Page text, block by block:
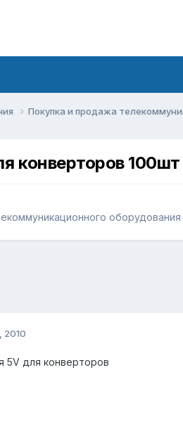
Покупка и продажа
конверторов 100шт
оборудования
2010
5V для конверторов